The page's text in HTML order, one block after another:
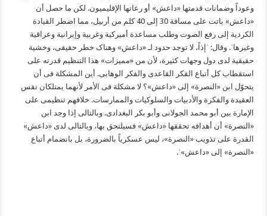
وعوداً وضمانات قدمتها «داعش» أو رعاتها الإقلیمیون. لکن ما حصل أن
«داعش» باتت علی مسافة 30 إلی 40 کلم من أربیل، مما اضطر القیادة
الکردیة إلی رفع الصوت وطلب مساعدة أمیرکیة وغربیة وإیرانیة وعراقیة
وغیرهاˈ. وقال: ˈإذاً، لا توجد حدود لـ «داعش» وهناک خطر حقیقی، وخشیة
حقیقیة لدی دول وجهات کثیرة، لأن من «ممیزات» هذا التنظیم قدرته علی
استقطاب کل أتباع الفکر القاعدی والفکر الوهابی. أین المشکلة فی أن
یتحوّل ابن «النصرة» إلی «داعش»؟ لا مشکلة فی الأمر لأنهما یمتلکان نفس
العقیدة والفکرة والأدبیات والسلوکیات والممارسات. خلافهم تنظیمی علی
الإمارة بین أبو محمد الجولانی وأبو بکر البغدادی. وبالتالی إذا وجد ابن
«النصرة» أن أهدافه تحققها «داعش» فسیلتحق بها، وبالتالی لدی «داعش»
القدرة علی تذویب «النصرة»، لیس عسکریاً بالضرورة، بل بانضمام أتباع
«النصرة» إلی «داعش»ˈ.